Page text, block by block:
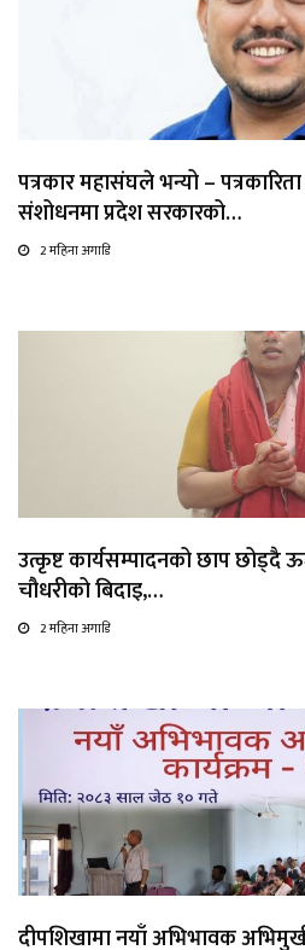
पत्रकार महासंघले भन्यो – पत्रकारिता
संशोधनमा प्रदेश सरकारको…
2 महिना अगाडि
उत्कृष्ट कार्यसम्पादनको छाप छोड्दै
चौधरीको बिदाइ,…
2 महिना अगाडि
दीपशिखामा नयाँ अभिभावक